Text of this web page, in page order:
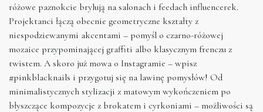
różowe paznokcie brylują na salonach i feedach influencerek.
Projektanci łączą obecnie geometryczne kształty z
niespodziewanymi akcentami – pomyśl o czarno-różowej
mozaice przypominającej graffiti albo klasycznym frenczu z
twistem. A skoro już mowa o Instagramie – wpisz
#pinkblacknails i przygotuj się na lawinę pomysłów! Od
minimalistycznych stylizacji z matowym wykończeniem po
błyszczące kompozycje z brokatem i cyrkoniami – możliwości są